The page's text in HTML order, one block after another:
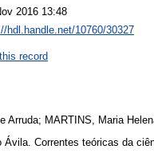
2016 13:48
hdl.handle.net/10760/30327
record
Arruda; MARTINS, Maria
Ávila. Correntes teóricas da